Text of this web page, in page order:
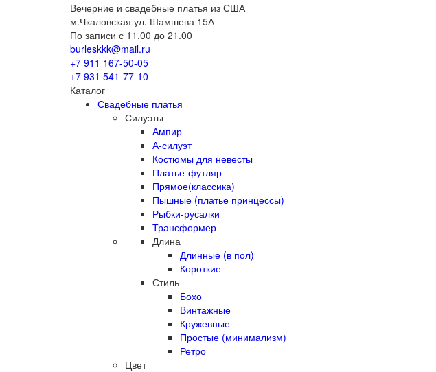
Вечерние и свадебные платья из США
м.Чкаловская ул. Шамшева 15А
По записи с 11.00 до 21.00
burleskkk@mail.ru
+7 911 167-50-05
+7 931 541-77-10
Каталог
Свадебные платья
Силуэты
Ампир
А-силуэт
Костюмы для невесты
Платье-футляр
Прямое(классика)
Пышные (платье принцессы)
Рыбки-русалки
Трансформер
Длина
Длинные (в пол)
Короткие
Стиль
Бохо
Винтажные
Кружевные
Простые (минимализм)
Ретро
Цвет